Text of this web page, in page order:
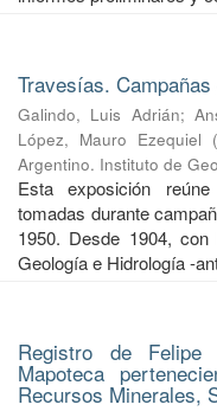
Travesías.
Galindo, Luis Adrián;
López, Mauro Ezequiel (
Argentino. Instituto de
Esta exposición
tomadas durante
1950. Desde 1904,
Geología e Hidrología -
Registro de
Mapoteca
Recursos Minerales,